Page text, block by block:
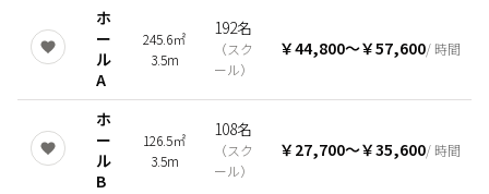
ホ
ー
ル
A
245.6㎡
3.5m
192名
（スク
ール）
￥44,800〜￥57,600/ 時間
ホ
ー
ル
B
126.5㎡
3.5m
108名
（スク
ール）
￥27,700〜￥35,600/ 時間